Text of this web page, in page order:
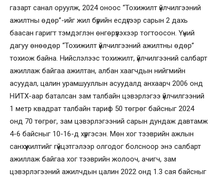
газарт санал оруулж, 2024 оноос “Тохижилт үйлчилгээний
ажилтны өдөр”-ийг жил бүрийн есдүгээр сарын 2 дахь
баасан гаригт тэмдэглэн өнгөрүүлэхээр тогтоосон. Үүний
дагуу өнөөдөр “Тохижилт үйлчилгээний ажилтны өдөр”
тохиож байна. Нийслэлээс тохижилт, үйлчилгээний салбарт
ажиллаж байгаа ажилтан, албан хаагчдын нийгмийн
асуудал, цалин урамшууллын асуудалд анхаарч 2006 онд
НИТХ-аар баталсан зам талбайн цэвэрлэгээ үйлчилгээний
1 метр квадрат талбайн тариф 50 төгрөг байсныг 2024
онд 70 төгрөг, зам цэвэрлэгээний сарын дундаж давтамж
4-6 байсныг 10-16-д хүргэсэн. Мөн хог тээврийн ажлын
санхүүжилтийг гүйцэтгэлээр олгодог болсноор энэ салбарт
ажиллаж байгаа хог тээврийн жолооч, ачигч, зам
цэвэрлэгээний ажилчдын цалин 2022 онд 1.3 сая байсныг